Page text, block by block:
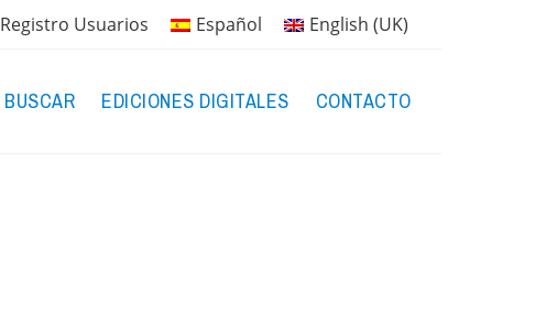
Registro Usuarios Español English (UK)
BUSCAR EDICIONES DIGITALES CONTACTO